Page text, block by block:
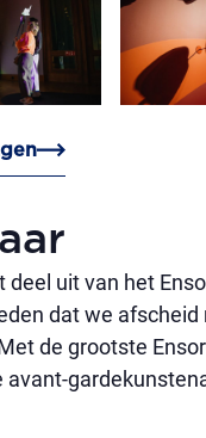
deel uit van het
dat we afscheid
de grootste
avant-